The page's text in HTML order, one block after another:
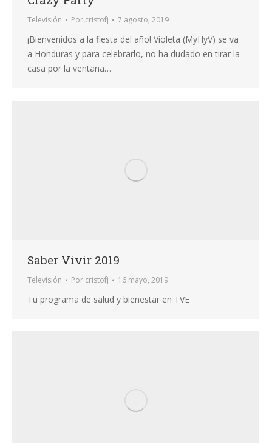
Televisión Por cristofj 7 agosto, 2019
¡Bienvenidos a la fiesta del año! Violeta (MyHyV) se va
a Honduras y para celebrarlo, no ha dudado en tirar la
casa por la ventana…
Saber Vivir 2019
Televisión Por cristofj 16 mayo, 2019
Tu programa de salud y bienestar en TVE